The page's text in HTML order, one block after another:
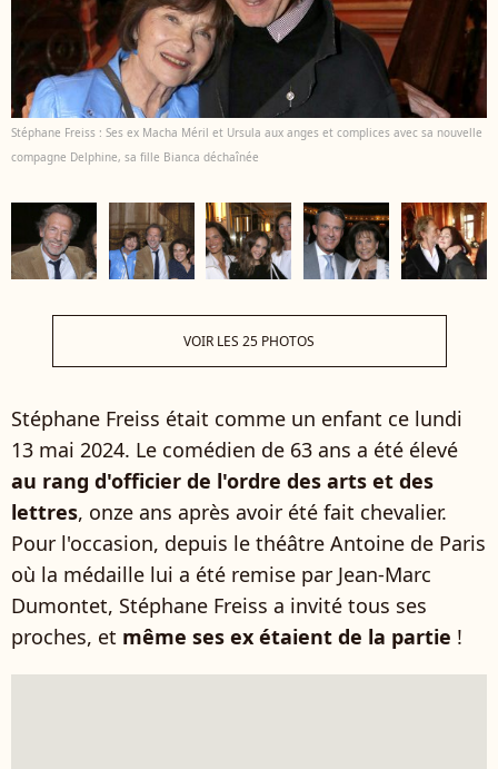
Stéphane Freiss : Ses ex Macha Méril et Ursula aux anges et complices avec sa nouvelle
compagne Delphine, sa fille Bianca déchaînée
VOIR LES 25 PHOTOS
Stéphane Freiss était comme un enfant ce lundi
13 mai 2024. Le comédien de 63 ans a été élevé
au rang d'officier de l'ordre des arts et des
lettres, onze ans après avoir été fait chevalier.
Pour l'occasion, depuis le théâtre Antoine de Paris
où la médaille lui a été remise par Jean-Marc
Dumontet, Stéphane Freiss a invité tous ses
proches, et même ses ex étaient de la partie !